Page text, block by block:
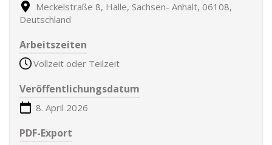
Meckelstraße 8, Halle, Sachsen- Anhalt, 06108,
Deutschland
Arbeitszeiten
Vollzeit oder Teilzeit
Veröffentlichungsdatum
8. April 2026
PDF-Export